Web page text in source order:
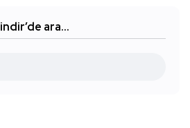
indir’de ara…